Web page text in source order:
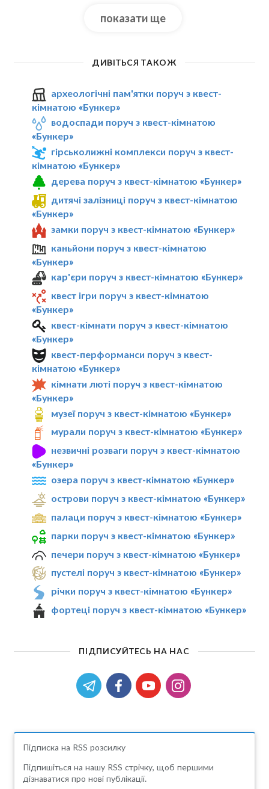
показати ще
ДИВІТЬСЯ ТАКОЖ
археологічні пам'ятки поруч з квест-
кімнатою «Бункер»
водоспади поруч з квест-кімнатою
«Бункер»
гірськолижні комплекси поруч з квест-
кімнатою «Бункер»
дерева поруч з квест-кімнатою «Бункер»
дитячі залізниці поруч з квест-кімнатою
«Бункер»
замки поруч з квест-кімнатою «Бункер»
каньйони поруч з квест-кімнатою
«Бункер»
кар'єри поруч з квест-кімнатою «Бункер»
квест ігри поруч з квест-кімнатою
«Бункер»
квест-кімнати поруч з квест-кімнатою
«Бункер»
квест-перформанси поруч з квест-
кімнатою «Бункер»
кімнати люті поруч з квест-кімнатою
«Бункер»
музеї поруч з квест-кімнатою «Бункер»
мурали поруч з квест-кімнатою «Бункер»
незвичні розваги поруч з квест-кімнатою
«Бункер»
озера поруч з квест-кімнатою «Бункер»
острови поруч з квест-кімнатою «Бункер»
палаци поруч з квест-кімнатою «Бункер»
парки поруч з квест-кімнатою «Бункер»
печери поруч з квест-кімнатою «Бункер»
пустелі поруч з квест-кімнатою «Бункер»
річки поруч з квест-кімнатою «Бункер»
фортеці поруч з квест-кімнатою «Бункер»
ПІДПИСУЙТЕСЬ НА НАС
Підписка на RSS розсилку
Підпишіться на нашу RSS стрічку, щоб першими
дізнаватися про нові публікації.